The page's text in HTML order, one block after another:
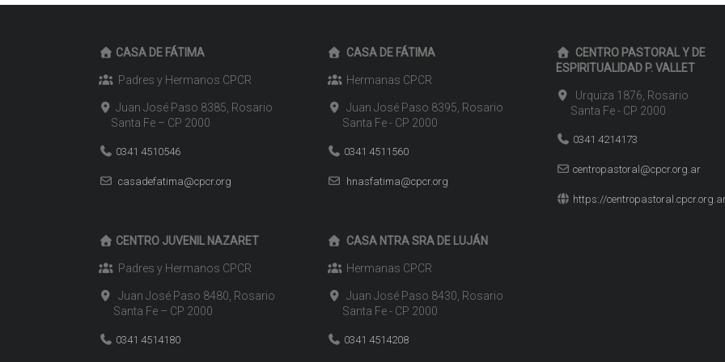
CASA DE FÁTIMA
Padres y Hermanos CPCR
Juan José Paso 8385, Rosario
Santa Fe – CP 2000
0341 4510546
casadefatima@cpcr.org
CENTRO JUVENIL NAZARET
Padres y Hermanos CPCR
Juan José Paso 8480, Rosario
Santa Fe – CP 2000
0341 4514180
CASA DE FÁTIMA
Hermanas CPCR
Juan José Paso 8395, Rosario
Santa Fe - CP 2000
0341 4511560
hnasfatima@cpcr.org
CASA NTRA SRA DE LUJÁN
Hermanas CPCR
Juan José Paso 8430, Rosario
Santa Fe - CP 2000
0341 4514208
CENTRO PASTORAL Y DE
ESPIRITUALIDAD P. VALLET
Urquiza 1876, Rosario
Santa Fe - CP 2000
0341 4214173
centropastoral@cpcr.org.ar
https://